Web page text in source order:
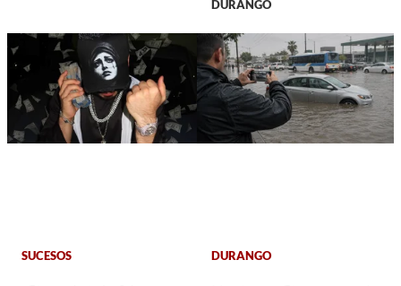
DURANGO
SUCESOS DURANGO